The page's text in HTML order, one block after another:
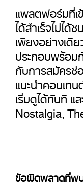
แพลตฟอร์มที่เ
ได้สำเร็จไม่ได้
เพียงอย่างเดี
ประกอบพร้อม
กับการสมัครช่
แนะนำคอนเท
เริ่มดูได้ทันที แ
Nostalgia,
ข้อผิดพลาดที่พ